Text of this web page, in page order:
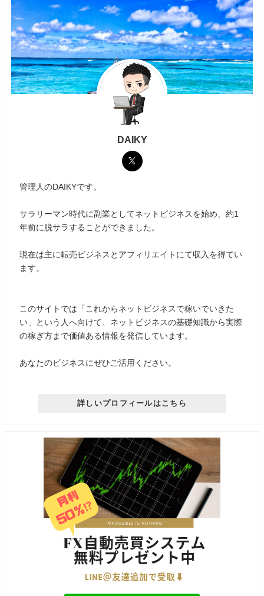
DAIKY
管理人のDAIKYです。
サラリーマン時代に副業としてネットビジネスを始め、約1
年前に脱サラすることができました。
現在は主に転売ビジネスとアフィリエイトにて収入を得てい
ます。
このサイトでは「これからネットビジネスで稼いでいきた
い」という人へ向けて、ネットビジネスの基礎知識から実際
の稼ぎ方まで価値ある情報を発信しています。
あなたのビジネスにぜひご活用ください。
詳しいプロフィールはこちら